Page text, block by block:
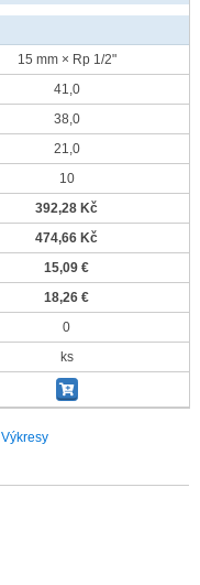
15 mm × Rp 1/2"
41,0
38,0
21,0
10
392,28 Kč
474,66 Kč
15,09 €
18,26 €
0
ks
Výkresy